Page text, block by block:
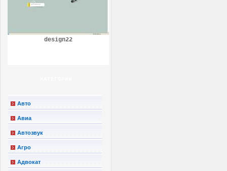
design22
Авто
Авиа
Автозвук
Агро
Адвокат